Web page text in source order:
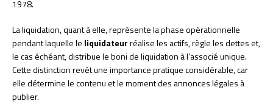
1978.
La liquidation, quant à elle, représente la phase opérationnelle
pendant laquelle le liquidateurréalise les actifs, règle les dettes et,
le cas échéant, distribue le boni de liquidation à l’associé unique.
Cette distinction revêt une importance pratique considérable, car
elle détermine le contenu et le moment des annonces légales à
publier.